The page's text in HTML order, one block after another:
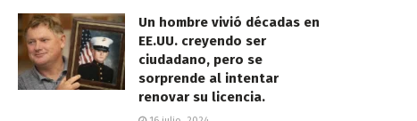
Un hombre vivió décadas en
EE.UU. creyendo ser
ciudadano, pero se
sorprende al intentar
renovar su licencia.